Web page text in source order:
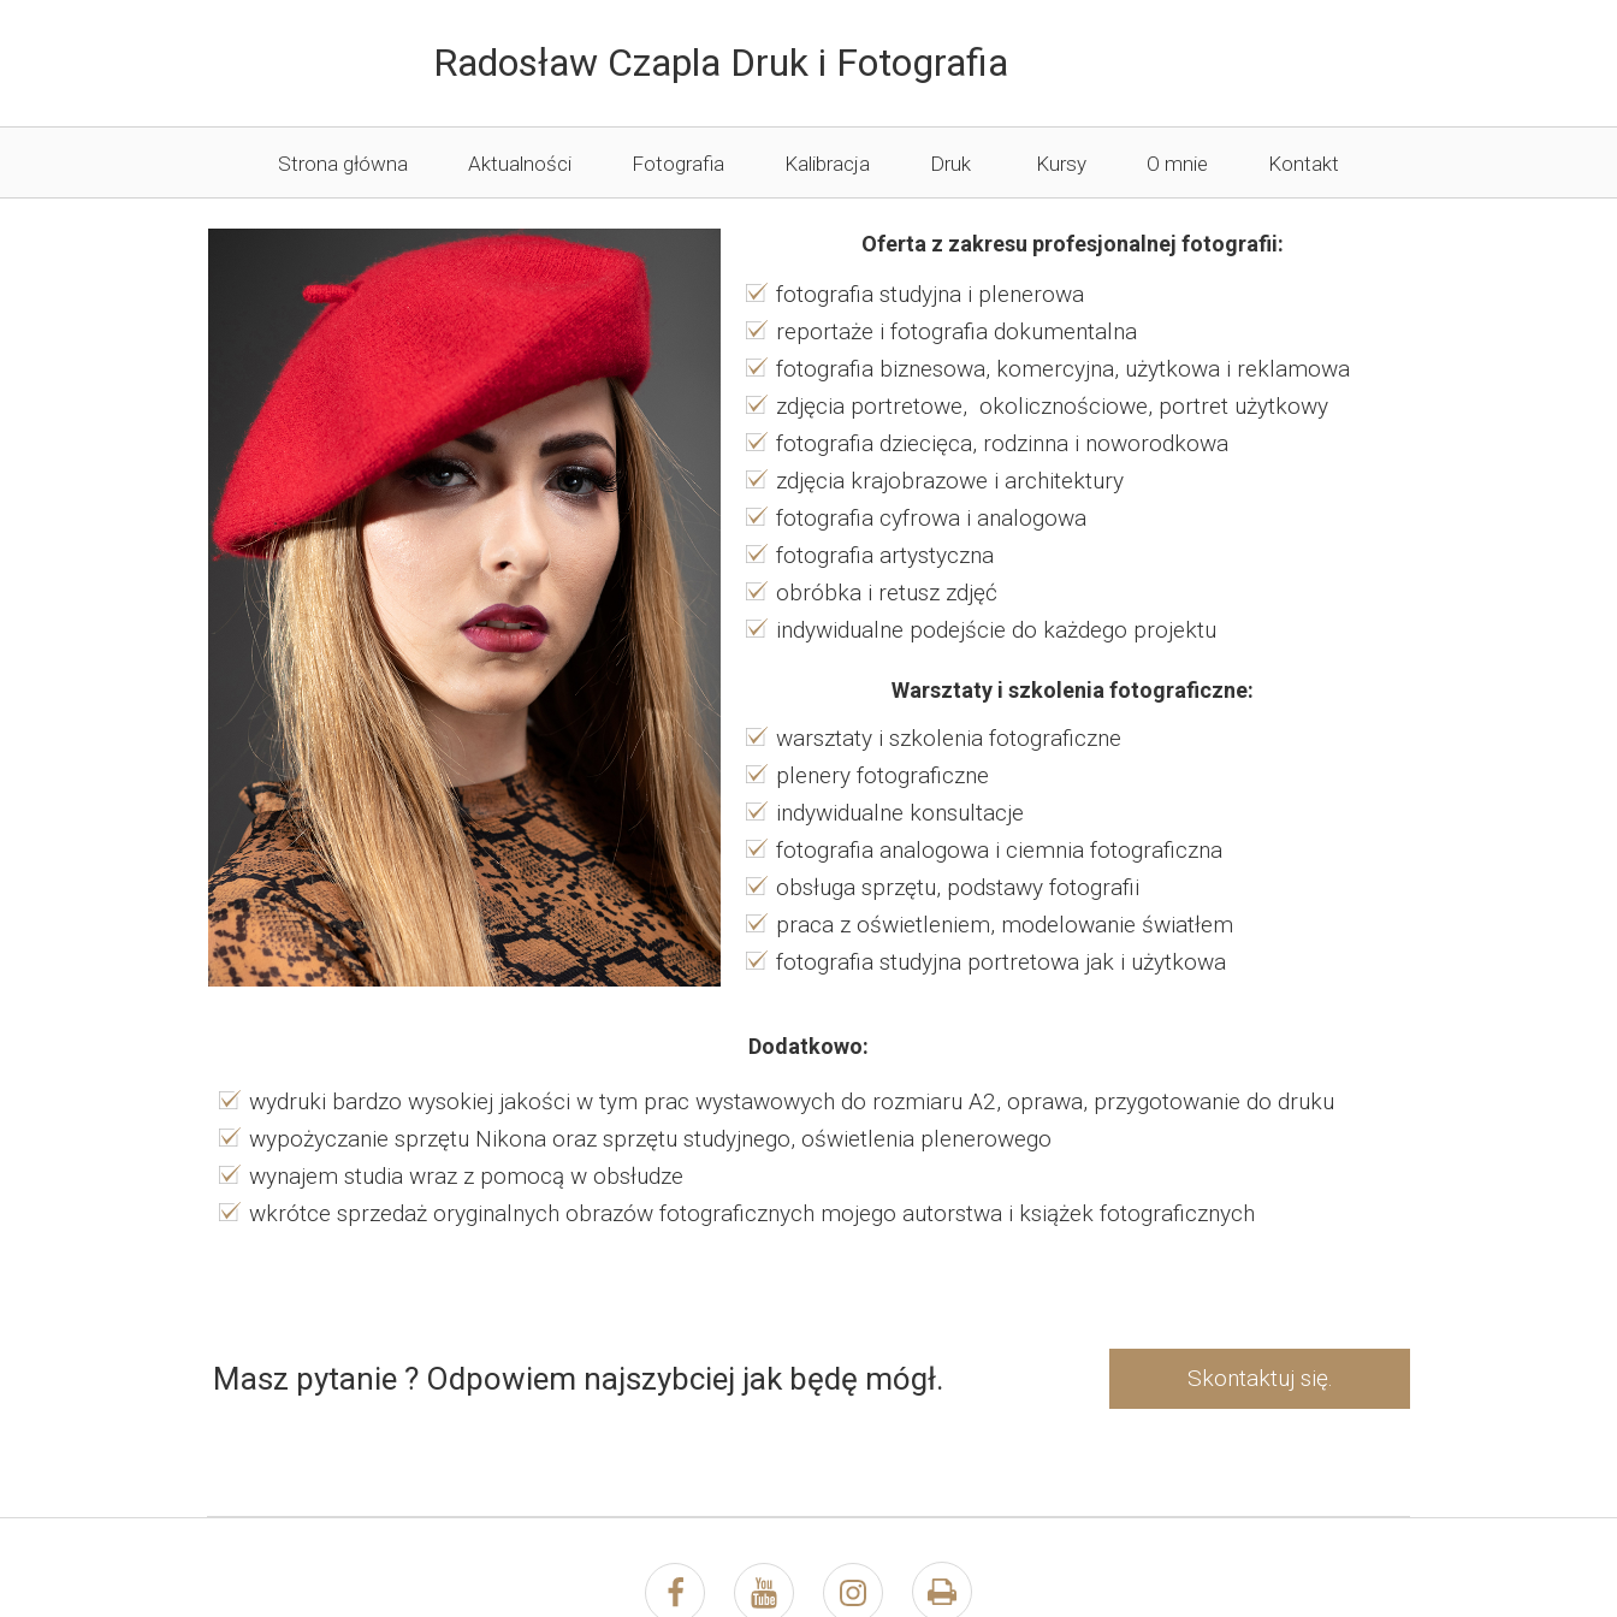
wydruki bardzo wysokiej jakości w tym prac wystawowych do rozmiaru A2, oprawa, przygotowanie do druku
wypożyczanie sprzętu Nikona oraz sprzętu studyjnego, oświetlenia plenerowego
wynajem studia wraz z pomocą w obsłudze
wkrótce sprzedaż oryginalnych obrazów fotograficznych mojego autorstwa i książek fotograficznych
Dodatkowo:
warsztaty i szkolenia fotograficzne
plenery fotograficzne
indywidualne konsultacje
fotografia analogowa i ciemnia fotograficzna
obsługa sprzętu, podstawy fotografii
praca z oświetleniem, modelowanie światłem
fotografia studyjna portretowa jak i użytkowa
Warsztaty i szkolenia fotograficzne:
Oferta z zakresu profesjonalnej fotografii:
fotografia studyjna i plenerowa
reportaże i fotografia dokumentalna
fotografia biznesowa, komercyjna, użytkowa i reklamowa
zdjęcia portretowe, okolicznościowe, portret użytkowy
fotografia dziecięca, rodzinna i noworodkowa
zdjęcia krajobrazowe i architektury
fotografia cyfrowa i analogowa
fotografia artystyczna
obróbka i retusz zdjęć
indywidualne podejście do każdego projektu
Radosław Czapla Druk i Fotografia
Strona główna Aktualności Fotografia
Fotografia Informacje
Punkt Fotograficzny
Kalibracja Druk
Druk FineArt
Odbitki DryLab
Kursy O mnie Kontakt
Masz pytanie ? Odpowiem najszybciej jak będę mógł. Skontaktuj się.